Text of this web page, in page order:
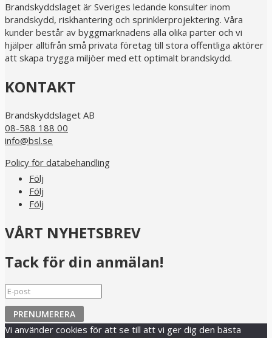
Brandskyddslaget är Sveriges ledande konsulter inom
brandskydd, riskhantering och sprinklerprojektering. Våra
kunder består av byggmarknadens alla olika parter och vi
hjälper alltifrån små privata företag till stora offentliga aktörer
att skapa trygga miljöer med ett optimalt brandskydd.
KONTAKT
Brandskyddslaget AB
08-588 188 00
info@bsl.se
Policy för databehandling
Följ
Följ
Följ
VÅRT NYHETSBREV
Tack för din anmälan!
PRENUMERERA
Copyright © 2026 Brandskyddslaget |Webmail
Vi använder cookies för att se till att vi ger dig den bästa